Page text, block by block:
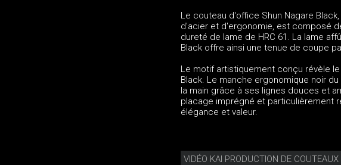
Le couteau d'office Shun Nagare
d'acier et d'ergonomie, est composé
dureté de lame de HRC 61. La lame
Black offre ainsi une tenue de coupe
Le motif artistiquement conçu révèle
Black. Le manche ergonomique noir
la main grâce à ses lignes douces et
placage imprégné et particulièrement
élégance et valeur.
VIDÉO KAI PRODUCTION DE